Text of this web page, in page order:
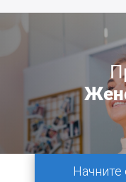
Начните